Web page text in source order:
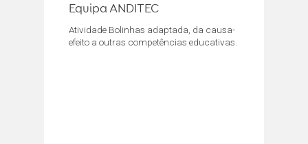
Equipa ANDITEC
Atividade Bolinhas adaptada, da causa-
efeito a outras competências educativas.